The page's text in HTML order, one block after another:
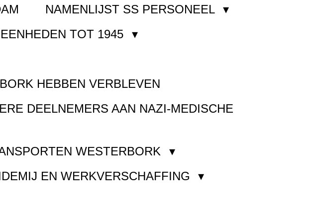
NAMENLIJST SS PERSONEEL
TOT 1945
HEBBEN VERBLEVEN
DEELNEMERS AAN NAZI-MEDISCHE
WESTERBORK
EN WERKVERSCHAFFING